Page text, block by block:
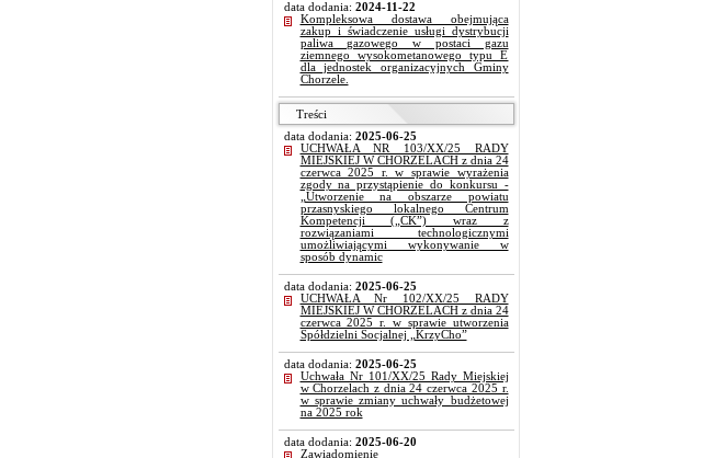
data dodania: 2024-11-22
Kompleksowa dostawa obejmująca
zakup i świadczenie usługi dystrybucji
paliwa gazowego w postaci gazu
ziemnego wysokometanowego typu E
dla jednostek organizacyjnych Gminy
Chorzele.
Treści
data dodania: 2025-06-25
UCHWAŁA NR 103/XX/25 RADY
MIEJSKIEJ W CHORZELACH z dnia 24
czerwca 2025 r. w sprawie wyrażenia
zgody na przystąpienie do konkursu -
„Utworzenie na obszarze powiatu
przasnyskiego lokalnego Centrum
Kompetencji („CK”) wraz z
rozwiązaniami technologicznymi
umożliwiającymi wykonywanie w
sposób dynamic
data dodania: 2025-06-25
UCHWAŁA Nr 102/XX/25 RADY
MIEJSKIEJ W CHORZELACH z dnia 24
czerwca 2025 r. w sprawie utworzenia
Spółdzielni Socjalnej „KrzyCho”
data dodania: 2025-06-25
Uchwała Nr 101/XX/25 Rady Miejskiej
w Chorzelach z dnia 24 czerwca 2025 r.
w sprawie zmiany uchwały budżetowej
na 2025 rok
data dodania: 2025-06-20
Zawiadomienie